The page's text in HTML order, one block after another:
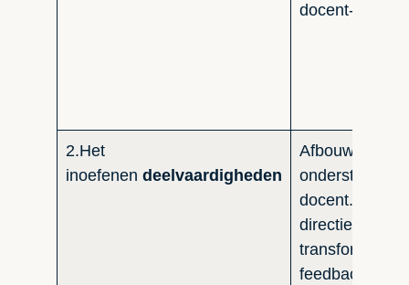
docent-
2.Het
inoefenendeelvaardigheden
Afbouwende
ondersteuning
docent.Mix
directieve en
feedback.